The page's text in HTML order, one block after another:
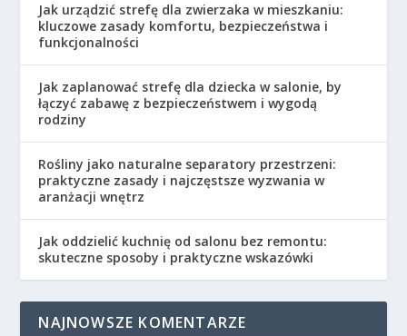
Jak urządzić strefę dla zwierzaka w mieszkaniu:
kluczowe zasady komfortu, bezpieczeństwa i
funkcjonalności
Jak zaplanować strefę dla dziecka w salonie, by
łączyć zabawę z bezpieczeństwem i wygodą
rodziny
Rośliny jako naturalne separatory przestrzeni:
praktyczne zasady i najczęstsze wyzwania w
aranżacji wnętrz
Jak oddzielić kuchnię od salonu bez remontu:
skuteczne sposoby i praktyczne wskazówki
NAJNOWSZE KOMENTARZE